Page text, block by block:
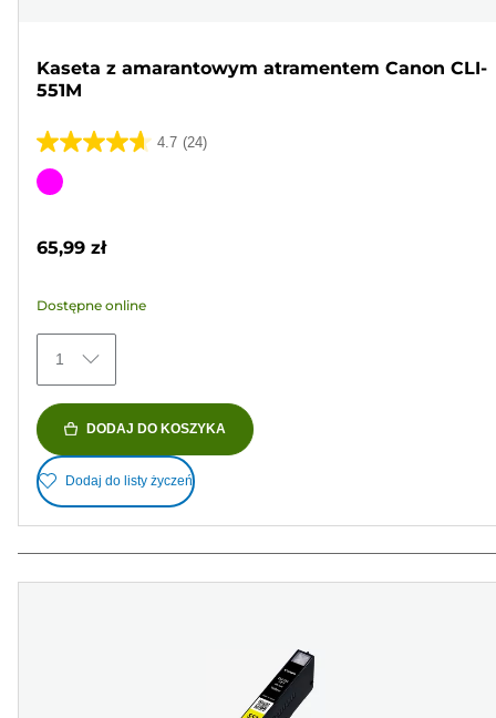
Kaseta z amarantowym atramentem Canon CLI-
551M
4.7 (24)
4.7
na
24
Wkład
65,99 zł
Dostępne online
1
DODAJ DO KOSZYKA
Dodaj do listy życzeń